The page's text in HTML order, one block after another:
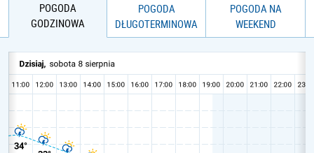
POGODA
GODZINOWA
POGODA
DŁUGOTERMINOWA
POGODA NA
WEEKEND